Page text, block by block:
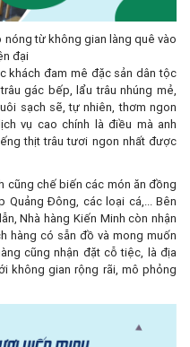
từ không gian làng quê vào
đại
khách đam mê đặc sản dân tộc
gác bếp, lẩu trâu nhúng mẻ,
sạch sẽ, tự nhiên, thơm ngon
vụ cao chính là điều mà anh
thịt trâu tươi ngon nhất được
cũng chế biến các món ăn đồng
Đông, các loại cá,... Bên
Nhà hàng Kiến Minh còn nhận
hàng có sẵn đồ và mong muốn
cũng nhận đặt cỗ tiệc, là địa
không gian rộng rãi, mô phỏng